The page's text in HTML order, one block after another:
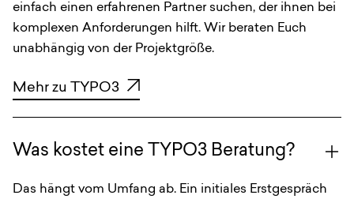
einfach einen erfahrenen Partner suchen, der ihnen bei
komplexen Anforderungen hilft. Wir beraten Euch
unabhängig von der Projektgröße.
Mehr zu TYPO3
Was kostet eine TYPO3 Beratung?
Das hängt vom Umfang ab. Ein initiales Erstgespräch